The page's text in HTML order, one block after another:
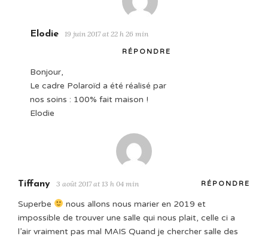
Elodie 19 juin 2017 at 22 h 26 min
RÉPONDRE
Bonjour,
Le cadre Polaroïd a été réalisé par
nos soins : 100% fait maison !
Elodie
Tiffany 3 août 2017 at 13 h 04 min RÉPONDRE
Superbe
nous allons nous marier en 2019 et
impossible de trouver une salle qui nous plait, celle ci a
l’air vraiment pas mal MAIS Quand je chercher salle des